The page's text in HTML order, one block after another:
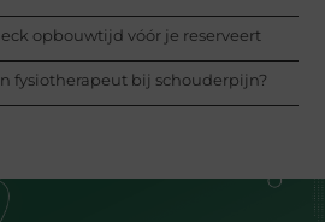
opbouwtijd vóór je reserveert
fysiotherapeut bij schouderpijn?